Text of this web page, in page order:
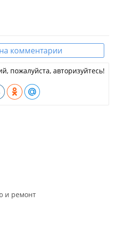
комментарии
пожалуйста, авторизуйтесь!
и ремонт